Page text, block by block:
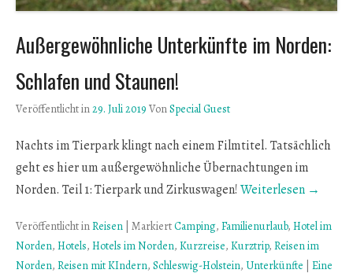
Außergewöhnliche Unterkünfte im Norden:
Schlafen und Staunen!
Veröffentlicht in29. Juli 2019 VonSpecial Guest
Nachts im Tierpark klingt nach einem Filmtitel. Tatsächlich
geht es hier um außergewöhnliche Übernachtungen im
Norden. Teil 1: Tierpark und Zirkuswagen!Weiterlesen →
Veröffentlicht inReisen MarkiertCamping, Familienurlaub, Hotel im
Norden, Hotels, Hotels im Norden, Kurzreise, Kurztrip, Reisen im
Norden, Reisen mit KIndern, Schleswig-Holstein, Unterkünfte
Eine